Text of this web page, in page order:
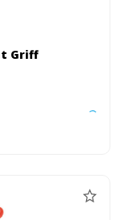
Griff